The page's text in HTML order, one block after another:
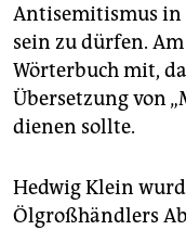
Antisemitismus in
sein zu dürfen.
Wörterbuch mit,
Übersetzung von
dienen sollte.
Hedwig Klein
Ölgroßhändlers